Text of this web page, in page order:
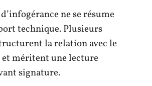
ne se résume
technique. Plusieurs
la relation avec le
méritent une lecture
signature.